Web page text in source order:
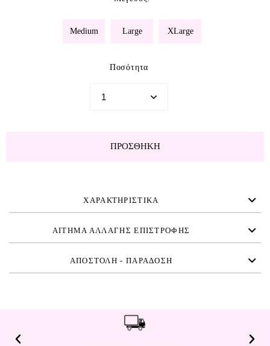
Medium Large XLarge
Ποσότητα
ΠΡΟΣΘΉΚΗ
ΧΑΡΑΚΤΗΡΙΣΤΙΚΑ
ΑΙΤΗΜΑ ΑΛΛΑΓΗΣ ΕΠΙΣΤΡΟΦΗΣ
ΑΠΟΣΤΟΛΗ - ΠΑΡΑΔΟΣΗ